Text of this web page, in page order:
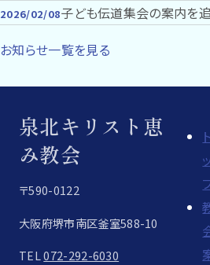
2026/02/08子ども伝道集会の案内を追
お知らせ一覧を見る
泉北キリスト恵
み教会
〒590-0122
大阪府堺市南区釜室588-10
TEL072-292-6030
ッ